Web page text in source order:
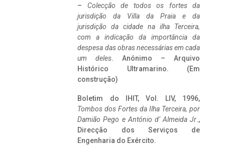
– Colecção de todos os fortes da
jurisdição da Villa da Praia e da
jurisdição da cidade na ilha Terceira,
com a indicação da importância da
despesa das obras necessárias em cada
um deles. Anónimo – Arquivo
Histórico Ultramarino. (Em
construção)
Boletim do IHIT, Vol. LIV, 1996,
Tombos dos Fortes da Ilha Terceira, por
Damião Pego e António d’ Almeida Jr.,
Direcção dos Serviços de
Engenharia do Exército.